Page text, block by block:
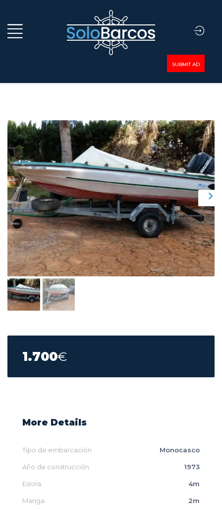
SUBMIT AD
1.700€
More Details
Tipo de embarcación Monocasco
Año de construcción 1973
Eslora 4m
Manga 2m